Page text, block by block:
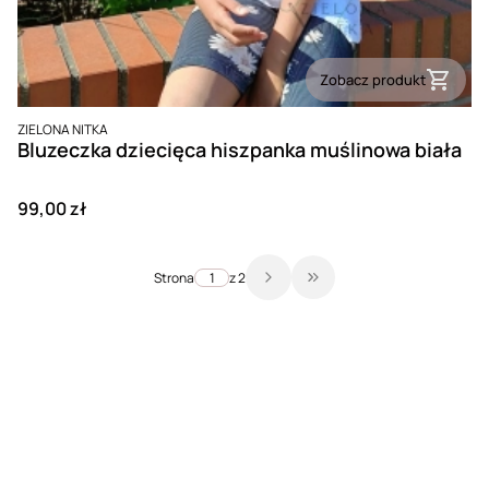
Zobacz produkt
PRODUCENT
ZIELONA NITKA
Bluzeczka dziecięca hiszpanka muślinowa biała
Cena
99,00 zł
Strona z 2 Przejdź do ostatniej